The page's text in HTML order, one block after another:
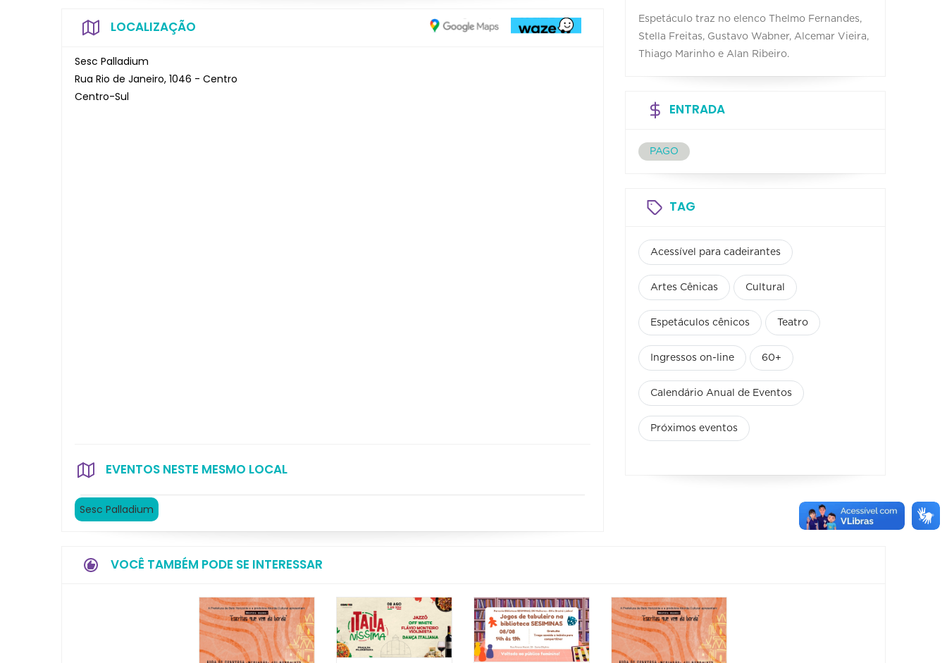
LOCALIZAÇÃO
Sesc Palladium
Rua Rio de Janeiro, 1046 - Centro
Centro-Sul
EVENTOS NESTE MESMO LOCAL
Sesc Palladium
Espetáculo traz no elenco Thelmo Fernandes,
Stella Freitas, Gustavo Wabner, Alcemar Vieira,
Thiago Marinho e Alan Ribeiro.
ENTRADA
PAGO
TAG
Acessível para cadeirantes
Artes Cênicas Cultural
Espetáculos cênicos Teatro
Ingressos on-line 60+
Calendário Anual de Eventos
Próximos eventos
VOCÊ TAMBÉM PODE SE INTERESSAR